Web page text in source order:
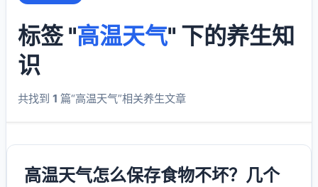
标签 "高温天气" 下的养生知
识
共找到 1 篇“高温天气”相关养生文章
高温天气怎么保存食物不坏？几个